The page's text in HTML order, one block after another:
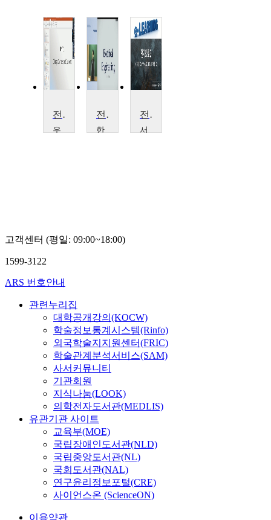
전기공학 및 회로분석 소개
우
전기공학
한
전기회로2
서
고객센터 (평일: 09:00~18:00)
1599-3122
ARS 번호안내
관련누리집
대학공개강의(KOCW)
학술정보통계시스템(Rinfo)
외국학술지지원센터(FRIC)
학술관계분석서비스(SAM)
사서커뮤니티
기관회원
지식나눔(LOOK)
의학전자도서관(MEDLIS)
유관기관 사이트
교육부(MOE)
국립장애인도서관(NLD)
국립중앙도서관(NL)
국회도서관(NAL)
연구윤리정보포털(CRE)
사이언스온 (ScienceON)
이용약관